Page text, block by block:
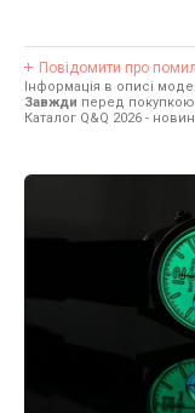
Повідомити про
Інформація в описі
Завжди перед покупкою
Каталог Q&Q 2026 -